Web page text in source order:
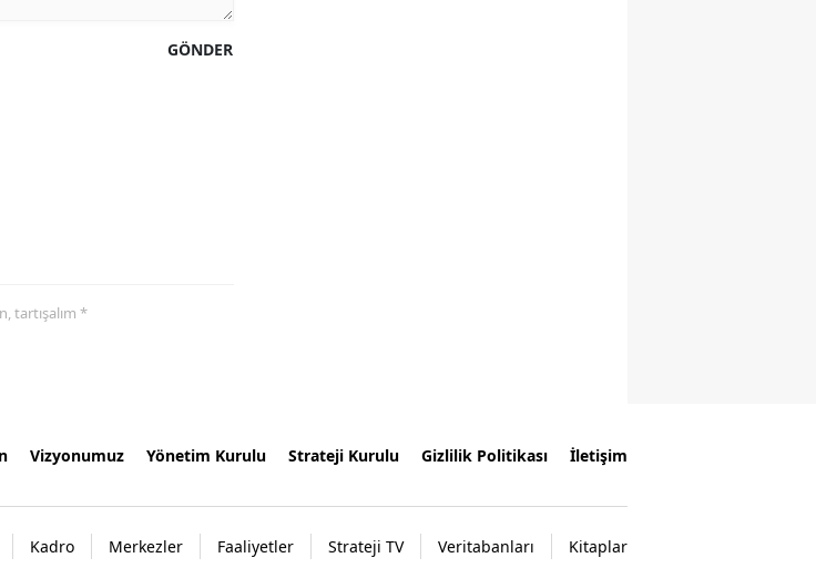
GÖNDER
tartışalım *
Vizyonumuz Yönetim Kurulu Strateji Kurulu Gizlilik Politikası İletişim
Kadro Merkezler Faaliyetler Strateji TV Veritabanları Kitaplar